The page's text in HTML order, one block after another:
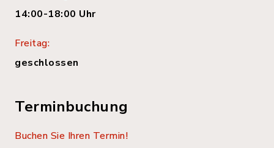
14:00-18:00 Uhr
Freitag:
geschlossen
Terminbuchung
Buchen Sie Ihren Termin!